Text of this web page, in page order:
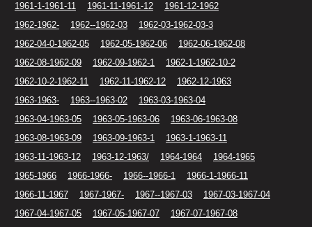
1961-1-1961-11
1961-11-1961-12
1961-12-1962
1962-1962-
1962--1962-03
1962-03-1962-03-3
1962-04-0-1962-05
1962-05-1962-06
1962-06-1962-08
1962-08-1962-09
1962-09-1962-1
1962-1-1962-10-2
1962-10-2-1962-11
1962-11-1962-12
1962-12-1963
1963-1963-
1963--1963-02
1963-03-1963-04
1963-04-1963-05
1963-05-1963-06
1963-06-1963-08
1963-08-1963-09
1963-09-1963-1
1963-1-1963-11
1963-11-1963-12
1963-12-1963/ 1964-1964
1964-1965
1965-1966
1966-1966- 1966--1966-1
1966-1-1966-11
1966-11-1967
1967-1967- 1967--1967-03
1967-03-1967-04
1967-04-1967-05
1967-05-1967-07
1967-07-1967-08